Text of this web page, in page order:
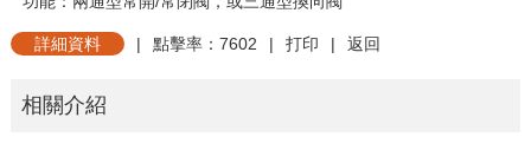
詳細資料 | 點擊率：7602 | 打印 | 返回
相關介紹